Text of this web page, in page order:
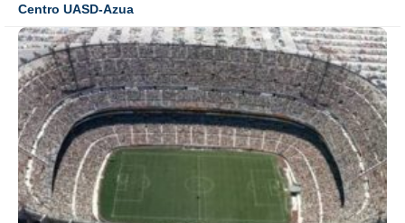
Centro UASD-Azua